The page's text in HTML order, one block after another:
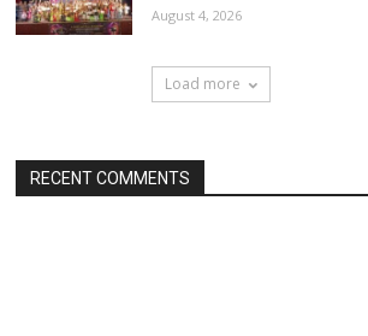
August 4, 2026
Load more
RECENT COMMENTS